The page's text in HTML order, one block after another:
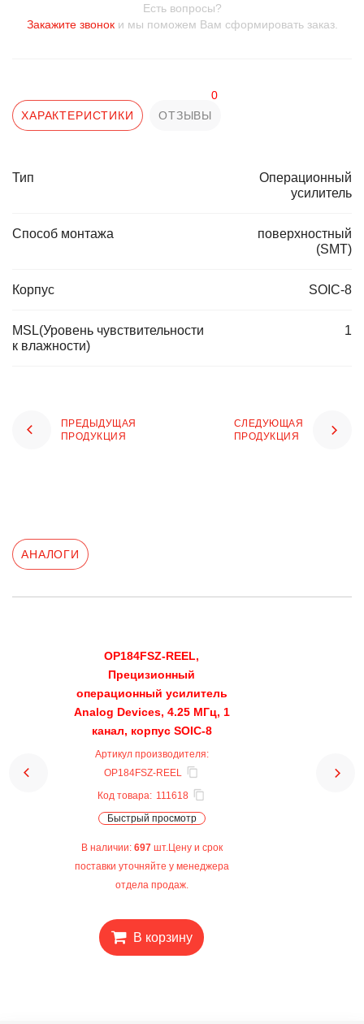
Есть вопросы?
Закажите звоноки мы поможем Вам сформировать заказ.
ХАРАКТЕРИСТИКИ ОТЗЫВЫ
0
Тип
Операционный
усилитель
Способ монтажа
поверхностный
(SMT)
Корпус SOIC-8
MSL(Уровень чувствительности
к влажности)
1
ПРЕДЫДУЩАЯ
ПРОДУКЦИЯ
СЛЕДУЮЩАЯ
ПРОДУКЦИЯ
АНАЛОГИ
OP184FSZ-REEL,
Прецизионный
операционный усилитель
Analog Devices, 4.25 МГц, 1
канал, корпус SOIC-8
Артикул производителя:
OP184FSZ-REEL
Код товара: 111618
Быстрый просмотр
В наличии: 697шт.Цену и срок
поставки уточняйте у менеджера
отдела продаж.
В корзину